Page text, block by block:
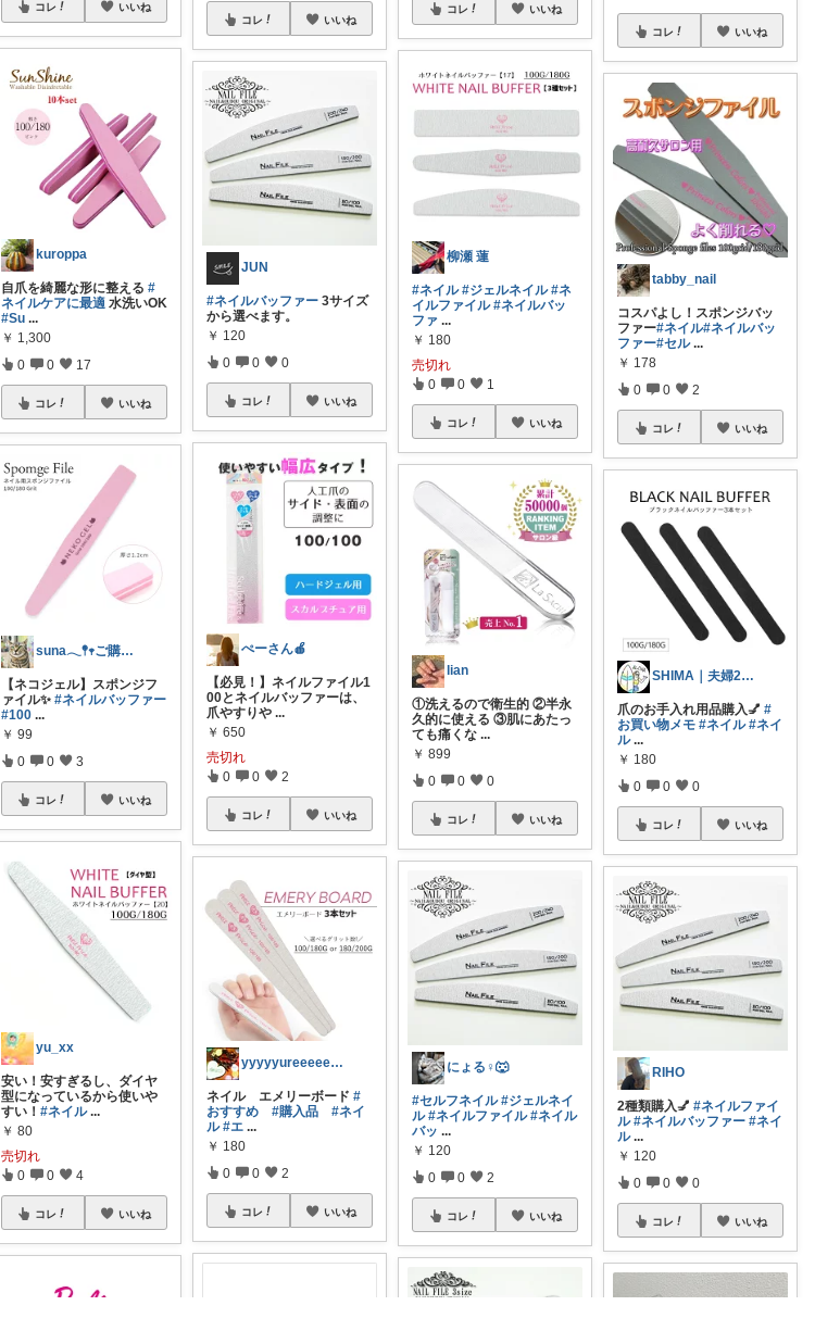
コレ いいね
kuroppa
自爪を綺麗な形に整える#
ネイルケアに最適 水洗いOK
#Su ...
￥ 1,300
0 0 17
コレ いいね
suna𓂃𖤥𖥧ご購入感謝´`*
【ネコジェル】スポンジフ
ァイル✨#ネイルバッファー
#100 ...
￥ 99
0 0 3
コレ いいね
yu_xx
安い！安すぎるし、ダイヤ
型になっているから使いや
すい！#ネイル ...
￥ 80
売切れ
0 0 4
コレ いいね
コレ いいね
JUN
#ネイルバッファー 3サイズ
から選べます。
￥ 120
0 0 0
コレ いいね
ぺーさん🍎
【必見！】ネイルファイル1
00とネイルバッファーは、
爪やすりや ...
￥ 650
売切れ
0 0 2
コレ いいね
yyyyyureeeee♡📍コレ整理中
ネイル エメリーボード#
おすすめ
#購入品
#ネイ
ル #エ ...
￥ 180
0 0 2
コレ いいね
コレ いいね
柳瀬 蓮
#ネイル #ジェルネイル #ネ
イルファイル #ネイルバッ
ファ ...
￥ 180
売切れ
0 0 1
コレ いいね
lian
①洗えるので衛生的 ②半永
久的に使える ③肌にあたっ
ても痛くな ...
￥ 899
0 0 0
コレ いいね
にょる♀🐺
#セルフネイル #ジェルネイ
ル #ネイルファイル #ネイル
バッ ...
￥ 120
0 0 2
コレ いいね
コレ いいね
tabby_nail
コスパよし！スポンジバッ
ファー#ネイル#ネイルバッ
ファー#セル ...
￥ 178
0 0 2
コレ いいね
SHIMA｜夫婦2人暮らし○°
爪のお手入れ用品購入💅#
お買い物メモ #ネイル #ネイ
ル ...
￥ 180
0 0 0
コレ いいね
RIHO
2種類購入💅#ネイルファイ
ル #ネイルバッファー #ネイ
ル ...
￥ 120
0 0 0
コレ いいね